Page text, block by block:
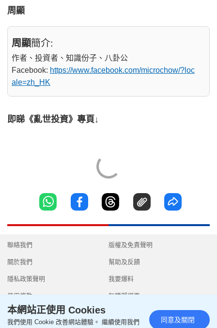
周顯
周顯簡介:
作者、投資者、知識份子、八卦公
Facebook: https://www.facebook.com/microchow/?loc
ale=zh_HK
即睇《亂世投資》專頁↓
聯絡我們
關於我們
隱私政策聲明
使用條款
版權及免責聲明
幫助及反饋
我要爆料
無障礙網頁
本網站正使用 Cookies
我們使用 Cookie 改善網站體驗。 繼續使用我們
同意及關閉